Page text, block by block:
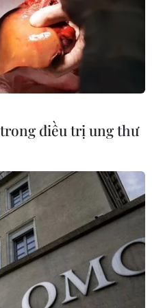
giữa
cao với
giữa
cao và 3
điều trị ung thư